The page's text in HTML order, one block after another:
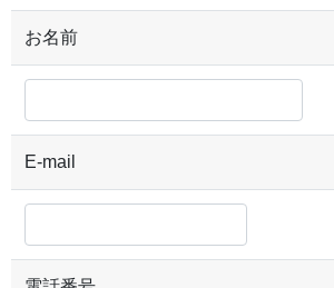
お名前
E-mail